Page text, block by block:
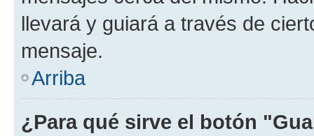
llevará y guiará a través de
mensaje.
Arriba
¿Para qué sirve el botón